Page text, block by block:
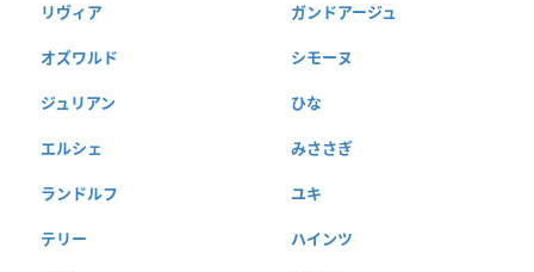
リヴィア ガンドアージュ
オズワルド シモーヌ
ジュリアン ひな
エルシェ みささぎ
ランドルフ ユキ
テリー ハインツ